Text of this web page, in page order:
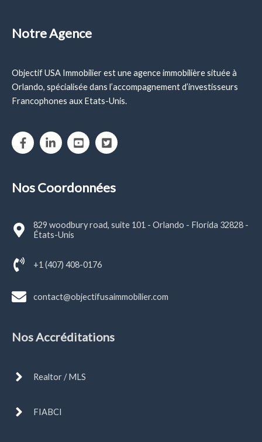
Notre Agence
Objectif USA Immobilier est une agence immobilière située à
Orlando, spécialisée dans l’accompagnement d’investisseurs
Francophones aux Etats-Unis.
Nos Coordonnées
829 woodbury road, suite 101 - Orlando - Florida 32828 -
États-Unis
+1 (407) 408-0176
contact@objectifusaimmobilier.com
Nos Accréditations
Realtor / MLS
FIABCI